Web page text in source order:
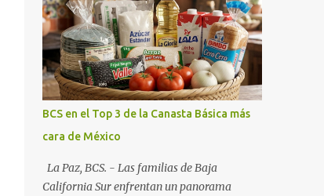
proyecta un cierre de año marcado por una
ocupación hotelera robusta, una
conectividad aérea en ascenso y una
derrama económica sin precedentes. Las
proyecciones para este periodo vacacional
son optimistas, con un promedio estatal que
supera el 70% . Sin embargo, la sorpresa del
año la ha dado el norte del estado. Comondú
encabeza las expectativas con un
impresionante 89% de ocupación,
BCS en el Top 3 de la Canasta Básica más
cara de México
La Paz, BCS. - Las familias de Baja
California Sur enfrentan un panorama